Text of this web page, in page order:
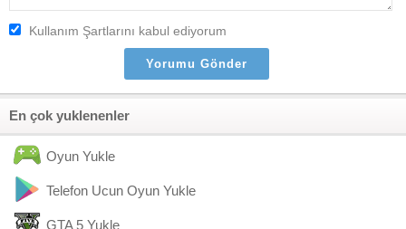
Kullanım Şartlarını kabul ediyorum
En çok yuklenenler
Oyun Yukle
Telefon Ucun Oyun Yukle
GTA 5 Yukle